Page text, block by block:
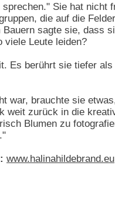
Sie hat nicht
die auf die
sagte sie, dass
viele Leute leiden?
Es berührt sie tiefer
war, brauchte sie
weit zurück in die
Blumen zu
www.halinahildebrand.eu